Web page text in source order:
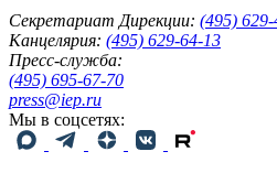
Секретариат Дирекции: (495)
Канцелярия: (495) 629-64-13
Пресс-служба:
(495) 695-67-70
press@iep.ru
Мы в соцсетях: